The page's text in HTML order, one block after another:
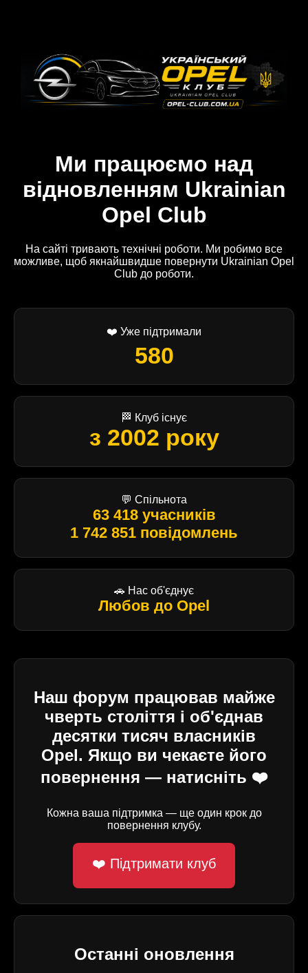
Ми працюємо над
відновленням Ukrainian
Opel Club
На сайті тривають технічні роботи. Ми робимо все
можливе, щоб якнайшвидше повернути Ukrainian Opel
Club до роботи.
❤️ Уже підтримали
580
🏁 Клуб існує
з 2002 року
💬 Спільнота
63 418 учасників
1 742 851 повідомлень
🚗 Нас об'єднує
Любов до Opel
Наш форум працював майже
чверть століття і об'єднав
десятки тисяч власників
Opel. Якщо ви чекаєте його
повернення — натисніть ❤️
Кожна ваша підтримка — ще один крок до
повернення клубу.
❤️ Підтримати клуб
Останні оновлення